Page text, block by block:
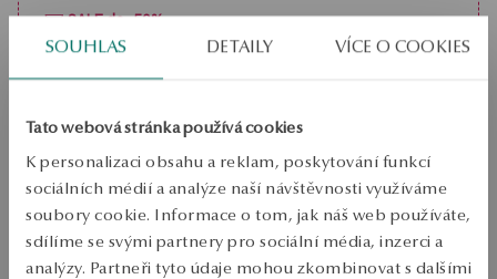
SOUHLAS DETAILY VÍCE O COOKIES
Tato webová stránka používá cookies
K personalizaci obsahu a reklam, poskytování funkcí
sociálních médií a analýze naší návštěvnosti využíváme
soubory cookie. Informace o tom, jak náš web používáte,
sdílíme se svými partnery pro sociální média, inzerci a
analýzy. Partneři tyto údaje mohou zkombinovat s dalšími
SALE do -50%
Stovky produktů za nižší ceny. Zobrazit vše!
Velikost
Zkontrolujte si velikost
PŘIDAT DO KOŠÍKU
Ověřte si dostupnost na prodejně